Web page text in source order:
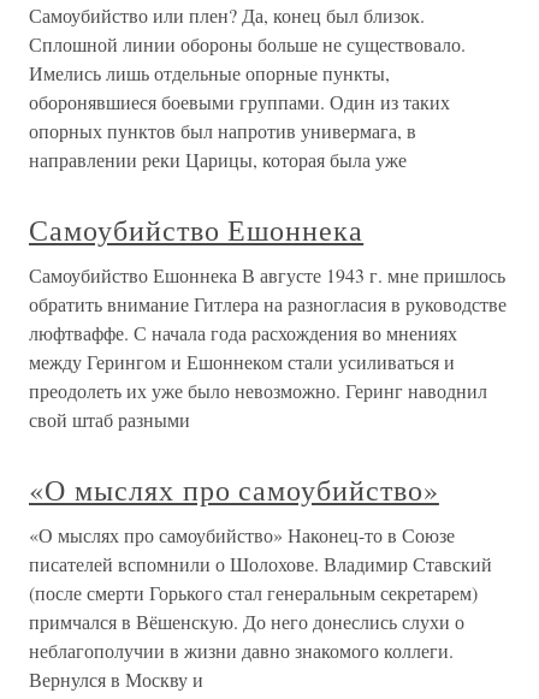
Самоубийство или плен? Да, конец был близок.
Сплошной линии обороны больше не существовало.
Имелись лишь отдельные опорные пункты,
оборонявшиеся боевыми группами. Один из таких
опорных пунктов был напротив универмага, в
направлении реки Царицы, которая была уже
Самоубийство Ешоннека
Самоубийство Ешоннека В августе 1943 г. мне пришлось
обратить внимание Гитлера на разногласия в руководстве
люфтваффе. С начала года расхождения во мнениях
между Герингом и Ешоннеком стали усиливаться и
преодолеть их уже было невозможно. Геринг наводнил
свой штаб разными
«О мыслях про самоубийство»
«О мыслях про самоубийство» Наконец-то в Союзе
писателей вспомнили о Шолохове. Владимир Ставский
(после смерти Горького стал генеральным секретарем)
примчался в Вёшенскую. До него донеслись слухи о
неблагополучии в жизни давно знакомого коллеги.
Вернулся в Москву и